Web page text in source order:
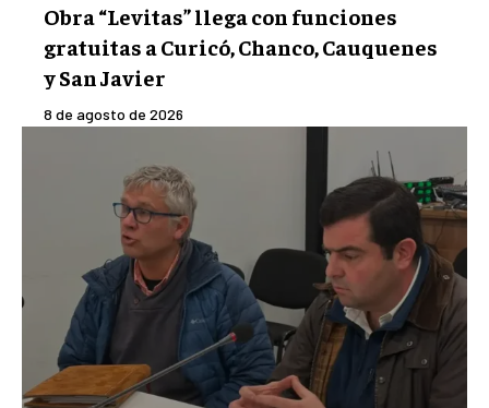
Obra “Levitas” llega con funciones
gratuitas a Curicó, Chanco, Cauquenes
y San Javier
8 de agosto de 2026